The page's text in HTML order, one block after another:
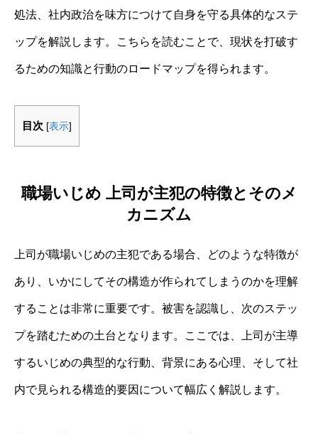
処法、社内政治を味方につけて自身を守る具体的なステ
ップを解説します。こちらを読むことで、現状を打破す
るための知識と行動のロードマップを得られます。
目次 [表示]
職場いじめ 上司が主犯の特徴とそのメ
カニズム
上司が職場いじめの主犯である場合、どのような特徴が
あり、いかにしてその構造が作られてしまうのかを理解
することは非常に重要です。被害を認識し、次のステッ
プを踏むための土台となります。ここでは、上司が主導
するいじめの典型的な行動、背景にある心理、そして社
内で見られる構造的要因について幅広く解説します。